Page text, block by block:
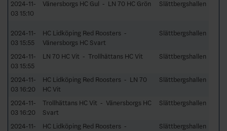
2024-11-
03 15:10
Vänersborgs HC Gul - LN 70 HC Grön Slättbergshallen
2024-11-
03 15:55
HC Lidköping Red Roosters -
Vänersborgs HC Svart
Slättbergshallen
2024-11-
03 15:55
LN 70 HC Vit - Trollhättans HC Vit Slättbergshallen
2024-11-
03 16:20
HC Lidköping Red Roosters - LN 70
HC Vit
Slättbergshallen
2024-11-
03 16:20
Trollhättans HC Vit - Vänersborgs HC
Svart
Slättbergshallen
2024-11-
HC Lidköping Red Roosters -
Slättbergshallen